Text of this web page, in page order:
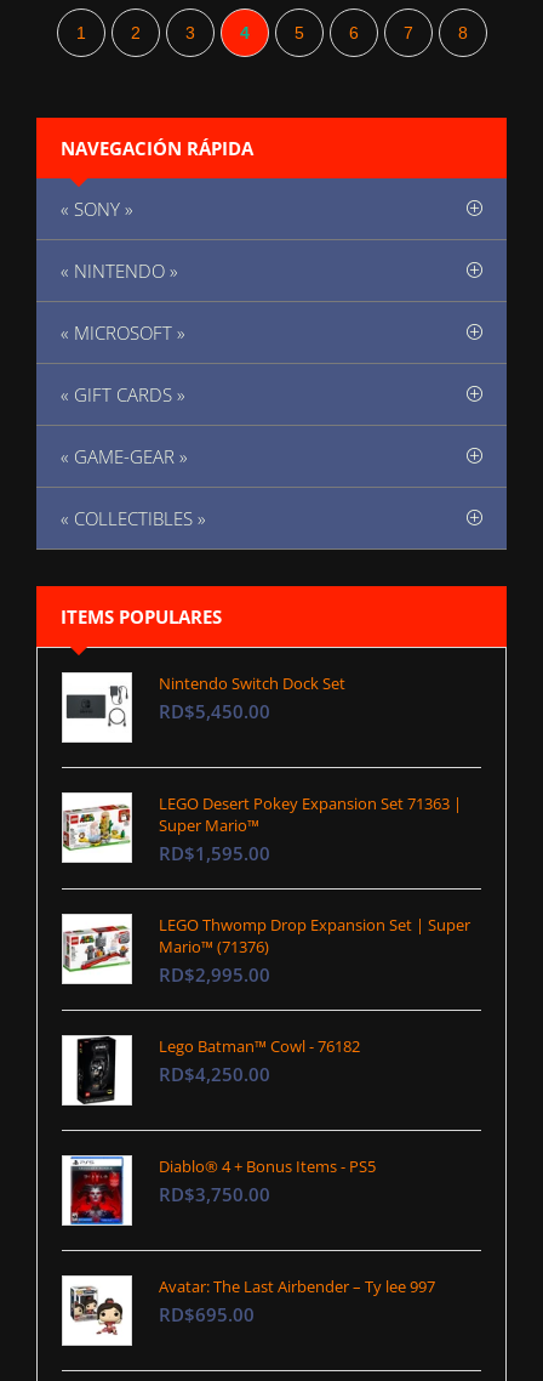
1 2 3 4 5 6 7 8
NAVEGACIÓN RÁPIDA
« SONY »
« NINTENDO »
« MICROSOFT »
« GIFT CARDS »
« GAME-GEAR »
« COLLECTIBLES »
ITEMS POPULARES
Nintendo Switch Dock Set
RD$5,450.00
LEGO Desert Pokey Expansion Set 71363 |
Super Mario™
RD$1,595.00
LEGO Thwomp Drop Expansion Set | Super
Mario™ (71376)
RD$2,995.00
Lego Batman™ Cowl - 76182
RD$4,250.00
Diablo® 4 + Bonus Items - PS5
RD$3,750.00
Avatar: The Last Airbender – Ty lee 997
RD$695.00